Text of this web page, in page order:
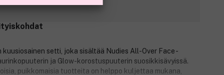
setti, joka sisältää Nudies All-Over Face -
ja Glow-korostuspuuterin suosikkisävyissä.
puikkomaisia tuotteita on helppo kuljettaa mukana,